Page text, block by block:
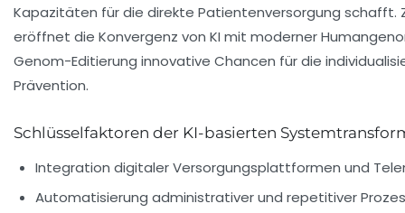
Kapazitäten für die direkte Patientenversorgung schafft.
eröffnet die Konvergenz von KI mit moderner
Genom-Editierung innovative Chancen für die
Prävention.
Schlüsselfaktoren der KI-basierten
Integration digitaler Versorgungsplattformen und
Automatisierung administrativer und repetitiver